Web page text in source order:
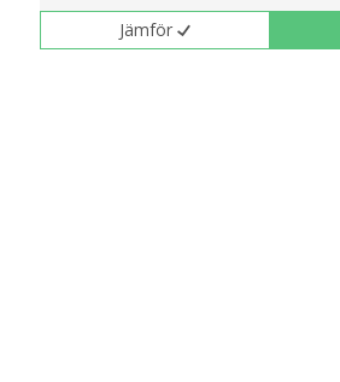
Jämför